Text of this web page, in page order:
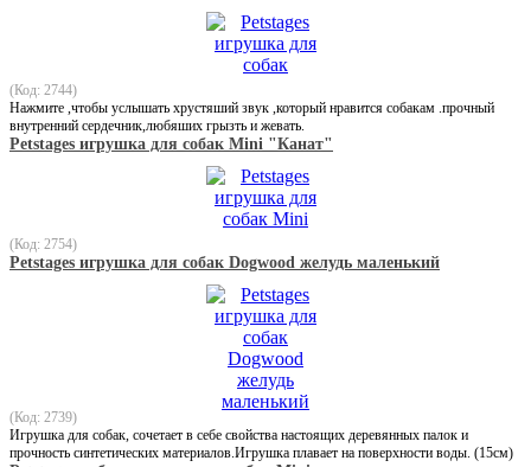
(Код: 2744)
Нажмите ,чтобы услышать хрустяший звук ,который нравится собакам .прочный
внутренний сердечник,любяших грызть и жевать.
Petstages игрушка для собак Mini "Канат"
(Код: 2754)
Petstages игрушка для собак Dogwood желудь маленький
(Код: 2739)
Игрушка для собак, сочетает в себе свойства настоящих деревянных палок и
прочность синтетических материалов.Игрушка плавает на поверхности воды. (15см)